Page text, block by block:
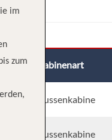
Kabinenart
Aussenkabine
Aussenkabine
im
zum